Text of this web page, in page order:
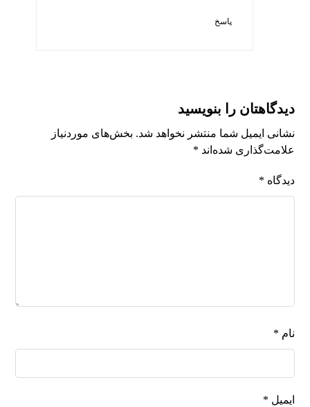
پاسخ
دیدگاهتان را بنویسید
نشانی ایمیل شما منتشر نخواهد شد. بخش‌های موردنیاز
علامت‌گذاری شده‌اند *
دیدگاه *
نام *
ایمیل *